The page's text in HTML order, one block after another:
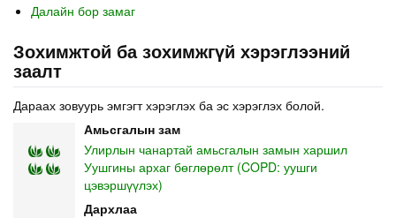
Далайн бор замаг
Зохимжтой ба зохимжгүй хэрэглээний
заалт
Дараах зовуурь эмгэгт хэрэглэх ба эс хэрэглэх болой.
Амьсгалын зам
Улирлын чанартай амьсгалын замын харшил
Уушгины архаг бөглөрөлт (COPD: уушги
цэвэршүүлэх)
Дархлаа